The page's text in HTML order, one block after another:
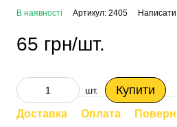
В наявності Артикул: 2405 Написати
65 грн/шт.
шт. Купити
Доставка Оплата